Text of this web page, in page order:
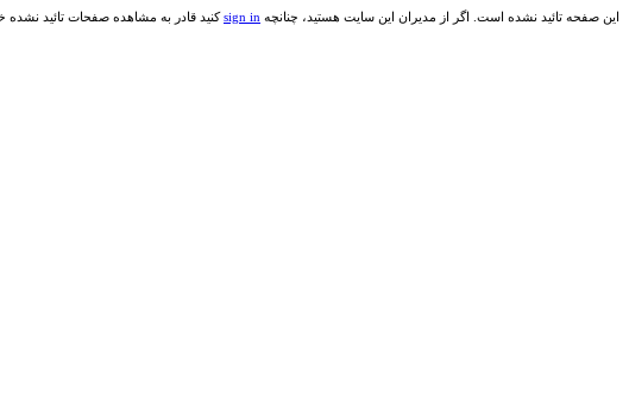
این صفحه تائید نشده است. اگر از مدیران این سایت هستید، چنانچه sign inکنید قادر به مشاهده صفحات تائید نشده